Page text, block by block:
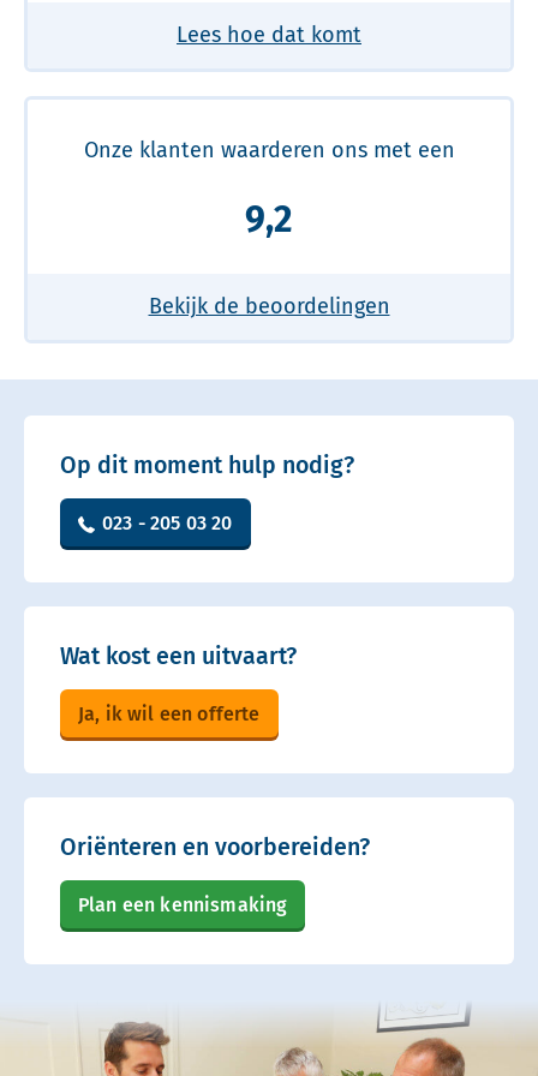
Lees hoe dat komt
Onze klanten waarderen ons met een
9,2
Bekijk de beoordelingen
Op dit moment hulp nodig?
023 - 205 03 20
Wat kost een uitvaart?
Ja, ik wil een offerte
Oriënteren en voorbereiden?
Plan een kennismaking